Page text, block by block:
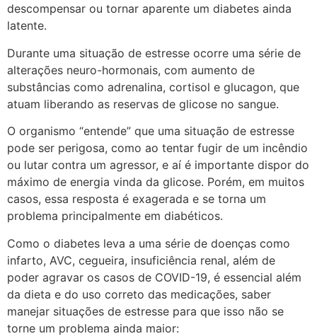
descompensar ou tornar aparente um diabetes ainda
latente.
Durante uma situação de estresse ocorre uma série de
alterações neuro-hormonais, com aumento de
substâncias como adrenalina, cortisol e glucagon, que
atuam liberando as reservas de glicose no sangue.
O organismo “entende” que uma situação de estresse
pode ser perigosa, como ao tentar fugir de um incêndio
ou lutar contra um agressor, e aí é importante dispor do
máximo de energia vinda da glicose. Porém, em muitos
casos, essa resposta é exagerada e se torna um
problema principalmente em diabéticos.
Como o diabetes leva a uma série de doenças como
infarto, AVC, cegueira, insuficiência renal, além de
poder agravar os casos de COVID-19, é essencial além
da dieta e do uso correto das medicações, saber
manejar situações de estresse para que isso não se
torne um problema ainda maior: